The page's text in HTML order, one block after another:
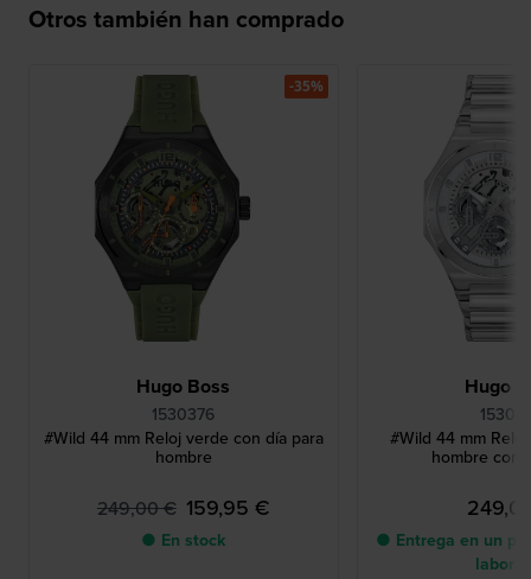
Otros también han comprado
Hugo Boss
1530376
#Wild 44 mm Reloj verde con día para
hombre
249,00 € 159,95 €
● En stock
-35%
Hugo
#Wild 44 mm
hombre con
● Entrega en un